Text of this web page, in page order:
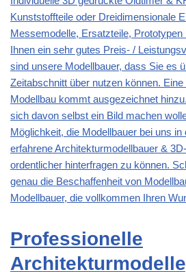
Kunststoffteile oder Dreidimensionale
Messemodelle, Ersatzteile, Prototypen
Ihnen ein sehr gutes Preis- /
sind unsere Modellbauer, dass Sie es
Zeitabschnitt über nutzen können.
Modellbau kommt ausgezeichnet
sich davon selbst ein Bild machen
Möglichkeit, die Modellbauer bei uns
erfahrene Architekturmodellbauer &
ordentlicher hinterfragen zu können.
genau die Beschaffenheit von
Modellbauer, die vollkommen Ihren
Professionelle